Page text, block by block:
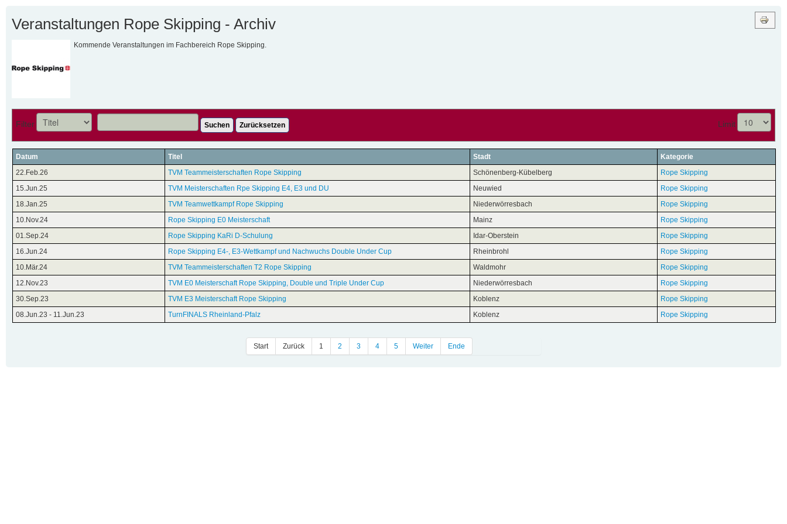
Veranstaltungen Rope Skipping - Archiv
Kommende Veranstaltungen im Fachbereich Rope Skipping.
Filter Suchen Zurücksetzen Limit
Datum Titel Stadt
Kategorie
22.Feb.26
TVM Teammeisterschaften Rope Skipping Schönenberg-Kübelberg
Rope Skipping
15.Jun.25
TVM Meisterschaften Rpe Skipping E4, E3 und DU Neuwied
Rope Skipping
18.Jan.25
TVM Teamwettkampf Rope Skipping Niederwörresbach
Rope Skipping
10.Nov.24
Rope Skipping E0 Meisterschaft Mainz
Rope Skipping
01.Sep.24
Rope Skipping KaRi D-Schulung Idar-Oberstein
Rope Skipping
16.Jun.24
Rope Skipping E4-, E3-Wettkampf und Nachwuchs Double Under Cup Rheinbrohl
Rope Skipping
10.Mär.24
TVM Teammeisterschaften T2 Rope Skipping Waldmohr
Rope Skipping
12.Nov.23
TVM E0 Meisterschaft Rope Skipping, Double und Triple Under Cup Niederwörresbach
Rope Skipping
30.Sep.23
TVM E3 Meisterschaft Rope Skipping Koblenz
Rope Skipping
08.Jun.23 - 11.Jun.23 TurnFINALS Rheinland-Pfalz Koblenz Rope Skipping
Start Zurück 1 2 3 4 5 Weiter Ende